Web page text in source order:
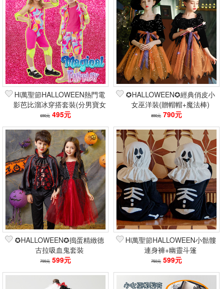
Hi萬聖節HALLOWEEN熱門電
影芭比溜冰穿搭套裝(分男寶女
寶)
690元 495元
✪HALLOWEEN✪經典俏皮小
女巫洋裝(贈帽帽+魔法棒)
890元 790元
✪HALLOWEEN✪搗蛋精緻德
古拉吸血鬼套裝
799元 599元
Hi萬聖節HALLOWEEN小骷髏
連身褲+幽靈斗篷
750元 599元